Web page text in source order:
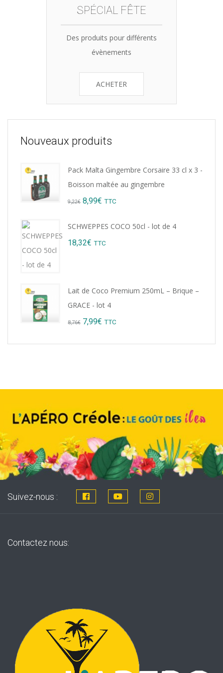
SPÉCIAL FÊTE
Des produits pour différents
évènements
ACHETER
Nouveaux produits
Pack Malta Gingembre Corsaire 33 cl x 3 -
Boisson maltée au gingembre
9,22€ Original
8,99€ Current
TTC
SCHWEPPES COCO 50cl - lot de 4
18,32€ TTC
Lait de Coco Premium 250mL – Brique –
GRACE - lot 4
8,76€ Original
7,99€ Current
TTC
Suivez-nous :
Contactez nous: